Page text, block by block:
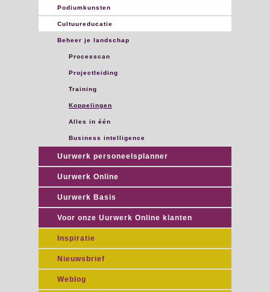
Podiumkunsten
Cultuureducatie
Beheer je landschap
Processcan
Projectleiding
Training
Koppelingen
Alles in één
Business intelligence
Uurwerk personeelsplanner
Uurwerk Online
Uurwerk Basis
Voor onze Uurwerk Online klanten
Inspiratie
Nieuwsbrief
Weblog